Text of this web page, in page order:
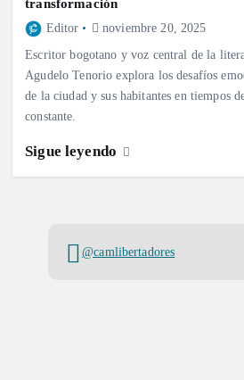
transformación
Editor noviembre 20, 2025
Escritor bogotano y voz central de la
Agudelo Tenorio explora los desafíos
de la ciudad y sus habitantes en tiempos
constante.
Sigue leyendo
@camlibertadores